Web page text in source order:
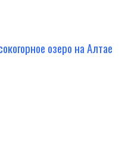
озеро на Алтае